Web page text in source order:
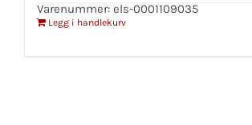
Varenummer: els-0001109035
Legg i handlekurv